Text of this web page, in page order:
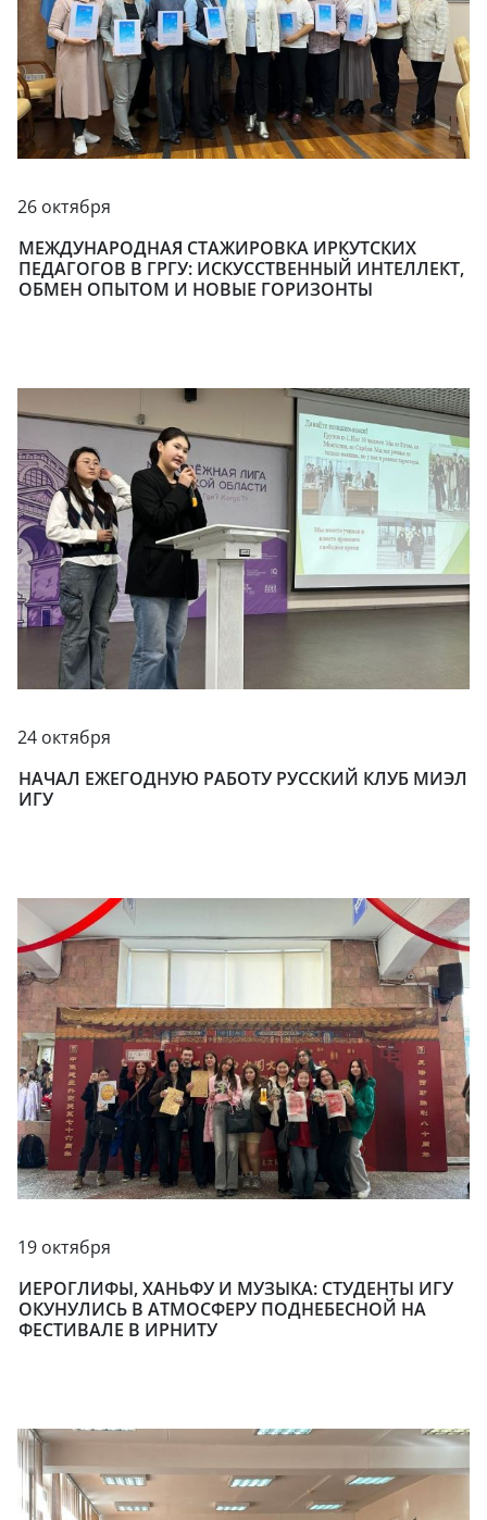
26 октября
МЕЖДУНАРОДНАЯ СТАЖИРОВКА ИРКУТСКИХ
ПЕДАГОГОВ В ГРГУ: ИСКУССТВЕННЫЙ ИНТЕЛЛЕКТ,
ОБМЕН ОПЫТОМ И НОВЫЕ ГОРИЗОНТЫ
24 октября
НАЧАЛ ЕЖЕГОДНУЮ РАБОТУ РУССКИЙ КЛУБ МИЭЛ
ИГУ
19 октября
ИЕРОГЛИФЫ, ХАНЬФУ И МУЗЫКА: СТУДЕНТЫ ИГУ
ОКУНУЛИСЬ В АТМОСФЕРУ ПОДНЕБЕСНОЙ НА
ФЕСТИВАЛЕ В ИРНИТУ